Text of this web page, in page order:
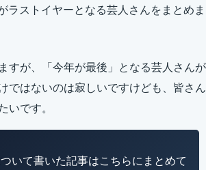
ラストイヤーとなる芸人さんをまとめま
すが、「今年が最後」となる芸人さんが
ではないのは寂しいですけども、皆さん
いです。
いて書いた記事はこちらにまとめて